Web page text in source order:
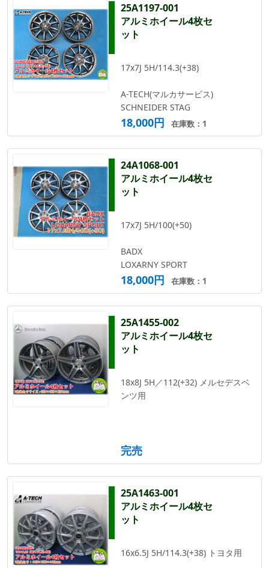
25A1197-001
アルミホイール4枚セ
ット
17x7J 5H/114.3(+38)
A-TECH(マルカサービス)
SCHNEIDER STAG
18,000円 在庫数：1
24A1068-001
アルミホイール4枚セ
ット
17x7J 5H/100(+50)
BADX
LOXARNY SPORT
18,000円 在庫数：1
25A1455-002
アルミホイール4枚セ
ット
18x8J 5H／112(+32) メルセデスベ
ンツ用
完売
25A1463-001
アルミホイール4枚セ
ット
16x6.5J 5H/114.3(+38) トヨタ用